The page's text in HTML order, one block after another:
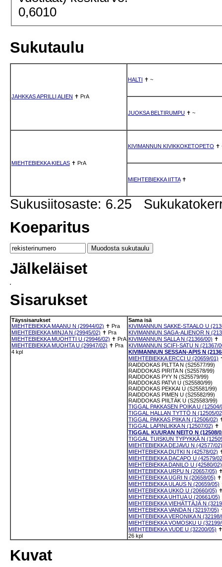
0,6010
Sukutaulu
JAHKKAS APRILLI ALIEN ✝ PrA
HALTI ✝ ~
JUOKSA BELTIRUMPU ✝ ~
MIEHTEBIEKKA KIELAS ✝ PrA
KIVIMANNUN KIVIKKOKETOPETO ✝
MIEHTEBIEKKA IITTA✝
Sukusiitosaste: 6.25
Koeparitus
Jälkeläiset
Sisarukset
Täyssisarukset
MIEHTEBIEKKA MAANU N (29944/02) ✝ Pra
MIEHTEBIEKKA MINJA N (29945/02) ✝ Pra
MIEHTEBIEKKA MUOHTTI U (29946/02) ✝ PrA
MIEHTEBIEKKA MUOHTA U (29947/02) ✝ Pra
4 kpl
Sama isä
KIVIMANNUN SAKKE-STAALO U
KIVIMANNUN SAGA-ALIENOR N
KIVIMANNUN SALLA N (21366/00) ✝
KIVIMANNUN SCIFI-SATU N (21367/
KIVIMANNUN SESSAN-APIS N
MIEHTEBIEKKA ERCCI U (20659/01)
RAIDDOKAS PILTTA N (S25577/99)
RAIDDOKAS PIRITA N (S25578/99)
RAIDDOKAS PYY N (S25579/99)
RAIDDOKAS PATVI U (S25580/99)
RAIDDOKAS PEKKAI U (S25581/99)
RAIDDOKAS PIMEN U (S25582/99)
RAIDDOKAS PIILTÄK U (S25583/99)
TIGGAL PAKKASEN POIKA U (12504/
TIGGAL HALLAN TYTTÖ N (12505/
TIGGAL PAKKAS PIIKA N (12506/02)
TIGGAL LAPINLIKKA N (12507/02) ✝
TIGGAL KUURAN NEITO N (12508/
TIGGAL TUISKUN TYPYKKÄ N
MIEHTEBIEKKA DEJAVU N (42577/02)
MIEHTEBIEKKA DUTKI N (42578/02)
MIEHTEBIEKKA DACAPO U (42579/
MIEHTEBIEKKA DANILO U (42580/02)
MIEHTEBIEKKA URPU N (20657/05)
MIEHTEBIEKKA UGRI N (20658/05)
MIEHTEBIEKKA ULAUS N (20659/05)
MIEHTEBIEKKA UKKO U (20660/05)
MIEHTEBIEKKA UHTUA U (20661/05)
MIEHTEBIEKKA VIEHÄTTÄJÄ N
MIEHTEBIEKKA VANDA N (32197/05)
MIEHTEBIEKKA VERONIKA N
MIEHTEBIEKKA VOMOSKU U
MIEHTEBIEKKA VUDE U (32200/05) ✝
26 kpl
Kuvat